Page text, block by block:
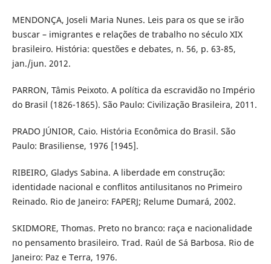
MENDONÇA, Joseli Maria Nunes. Leis para os que se irão
buscar – imigrantes e relações de trabalho no século XIX
brasileiro. História: questões e debates, n. 56, p. 63-85,
jan./jun. 2012.
PARRON, Tâmis Peixoto. A política da escravidão no Império
do Brasil (1826-1865). São Paulo: Civilização Brasileira, 2011.
PRADO JÚNIOR, Caio. História Econômica do Brasil. São
Paulo: Brasiliense, 1976 [1945].
RIBEIRO, Gladys Sabina. A liberdade em construção:
identidade nacional e conflitos antilusitanos no Primeiro
Reinado. Rio de Janeiro: FAPERJ; Relume Dumará, 2002.
SKIDMORE, Thomas. Preto no branco: raça e nacionalidade
no pensamento brasileiro. Trad. Raúl de Sá Barbosa. Rio de
Janeiro: Paz e Terra, 1976.